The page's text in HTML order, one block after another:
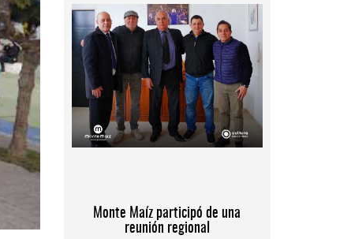
Monte Maíz participó de una
reunión regional